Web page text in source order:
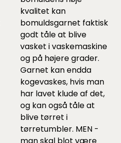
kvalitet kan
bomuldsgarnet faktisk
godt tåle at blive
vasket i vaskemaskine
og på højere grader.
Garnet kan endda
kogevaskes, hvis man
har lavet klude af det,
og kan også tåle at
blive tørret i
tørretumbler. MEN -
man skal blot være